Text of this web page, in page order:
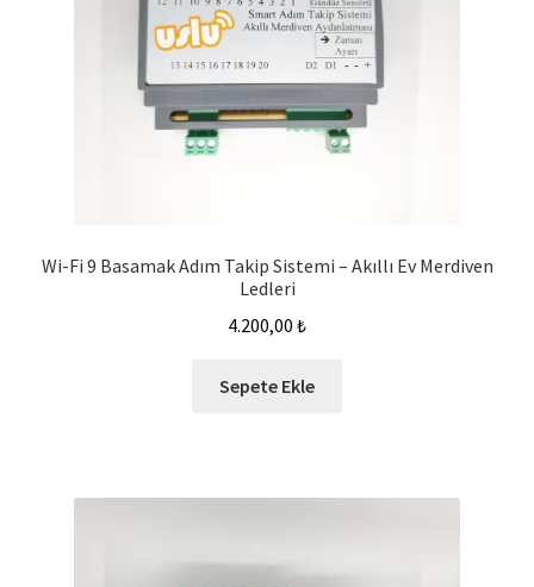
Wi-Fi 9 Basamak Adım Takip Sistemi – Akıllı Ev Merdiven
Ledleri
4.200,00 ₺
Sepete Ekle